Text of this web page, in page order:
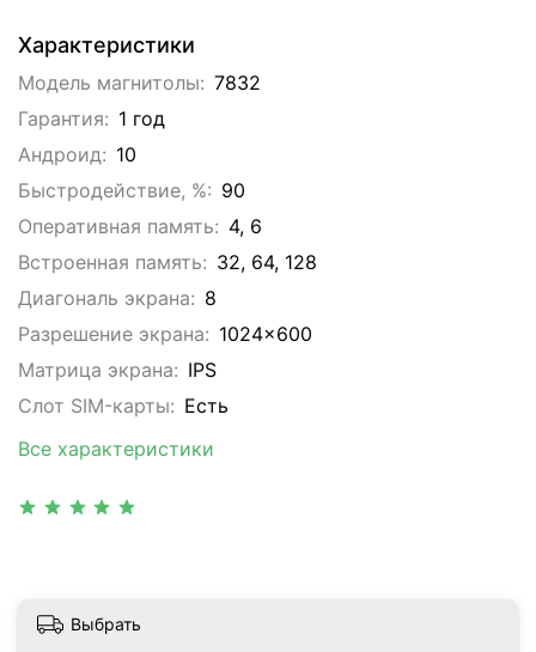
Характеристики
Модель магнитолы: 7832
Гарантия: 1 год
Андроид: 10
Быстродействие, %: 90
Оперативная память: 4, 6
Встроенная память: 32, 64, 128
Диагональ экрана: 8
Разрешение экрана: 1024x600
Матрица экрана: IPS
Слот SIM-карты: Eсть
Все характеристики
Выбрать